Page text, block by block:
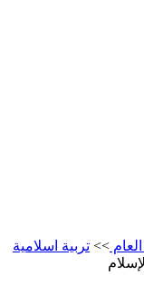
>> تربية اسلامية